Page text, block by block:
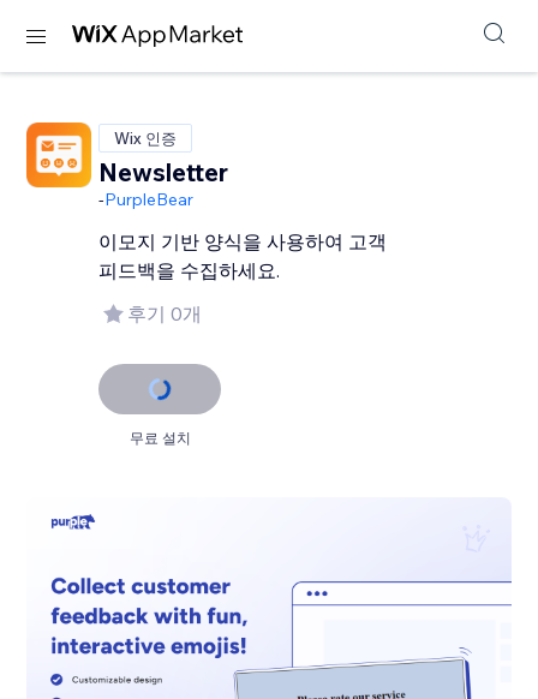
Wix 인증
Newsletter
-PurpleBear
이모지 기반 양식을 사용하여 고객
피드백을 수집하세요.
후기 0개
무료 설치